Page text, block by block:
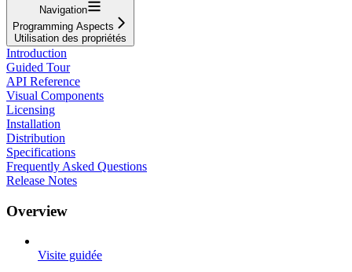
Navigation
Programming Aspects
Utilisation des propriétés
Introduction
Guided Tour
API Reference
Visual Components
Licensing
Installation
Distribution
Specifications
Frequently Asked Questions
Release Notes
Overview
Visite guidée